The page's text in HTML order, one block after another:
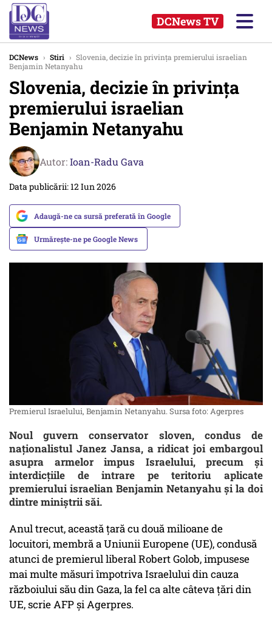
DCNews TV
DCNews › Stiri › Slovenia, decizie în privința premierului israelian
Benjamin Netanyahu
Slovenia, decizie în privința
premierului israelian
Benjamin Netanyahu
Autor:Ioan-Radu Gava
Data publicării: 12 Iun 2026
Adaugă-ne ca sursă preferată în Google
Urmărește-ne pe Google News
Premierul Israelului, Benjamin Netanyahu. Sursa foto: Agerpres
Noul guvern conservator sloven, condus de
naţionalistul Janez Jansa, a ridicat joi embargoul
asupra armelor impus Israelului, precum şi
interdicţiile de intrare pe teritoriu aplicate
premierului israelian Benjamin Netanyahu şi la doi
dintre miniştrii săi.
Anul trecut, această ţară cu două milioane de
locuitori, membră a Uniunii Europene (UE), condusă
atunci de premierul liberal Robert Golob, impusese
mai multe măsuri împotriva Israelului din cauza
războiului său din Gaza, la fel ca alte câteva ţări din
UE, scrie AFP și Agerpres.